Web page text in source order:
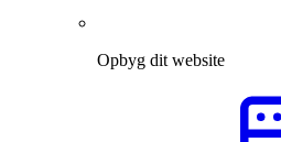
Opbyg dit website